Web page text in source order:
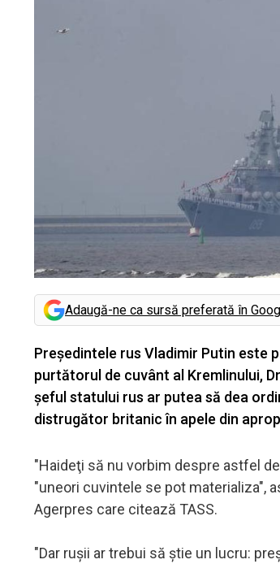
Adaugă-ne ca sursă preferată în
Preşedintele rus Vladimir Putin este
purtătorul de cuvânt al Kremlinului,
şeful statului rus ar putea să dea
distrugător britanic în apele din
"Haideţi să nu vorbim despre astfel
"uneori cuvintele se pot materializa",
Agerpres care citează TASS.
"Dar ruşii ar trebui să ştie un lucru: